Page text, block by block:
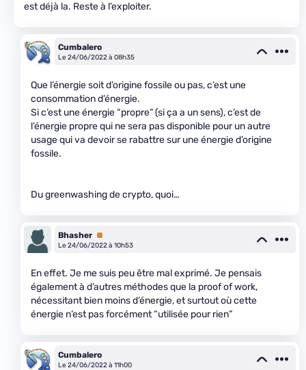
est déjà la. Reste à l’exploiter.
Cumbalero
Le 24/06/2022 à 08h35
Que l’énergie soit d’origine fossile ou pas, c’est une
consommation d’énergie.
Si c’est une énergie “propre” (si ça a un sens), c’est de
l’énergie propre qui ne sera pas disponible pour un autre
usage qui va devoir se rabattre sur une énergie d’origine
fossile.
Du greenwashing de crypto, quoi…
Bhasher Premium
Le 24/06/2022 à 10h53
En effet. Je me suis peu être mal exprimé. Je pensais
également à d’autres méthodes que la proof of work,
nécessitant bien moins d’énergie, et surtout où cette
énergie n’est pas forcément “utilisée pour rien”
Cumbalero
Le 24/06/2022 à 11h00